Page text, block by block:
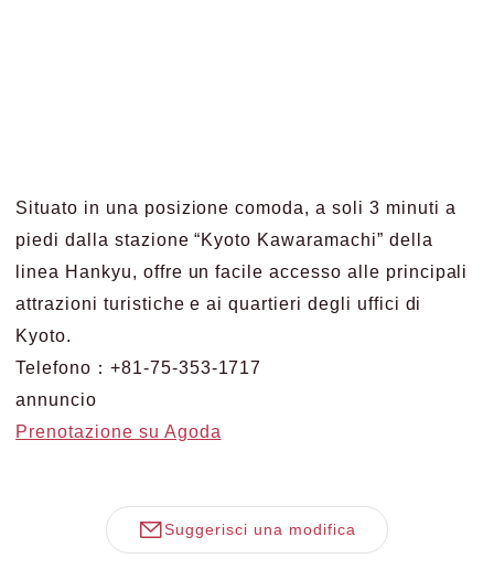
Situato in una posizione comoda, a soli 3 minuti a
piedi dalla stazione “Kyoto Kawaramachi” della
linea Hankyu, offre un facile accesso alle principali
attrazioni turistiche e ai quartieri degli uffici di
Kyoto.
Telefono：+81-75-353-1717
annuncio
Prenotazione su Agoda
Suggerisci una modifica